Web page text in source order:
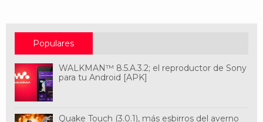
Populares
WALKMAN™ 8.5.A.3.2; el reproductor de Sony
para tu Android [APK]
Quake Touch (3.0.1), más esbirros del averno